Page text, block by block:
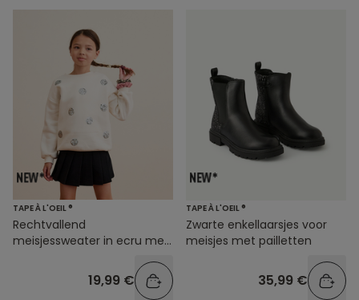
TAPE À L'OEIL ®
Rechtvallend
meisjessweater in ecru met
19,99 €
TAPE À L'OEIL ®
Zwarte enkellaarsjes voor
meisjes met pailletten
35,99 €